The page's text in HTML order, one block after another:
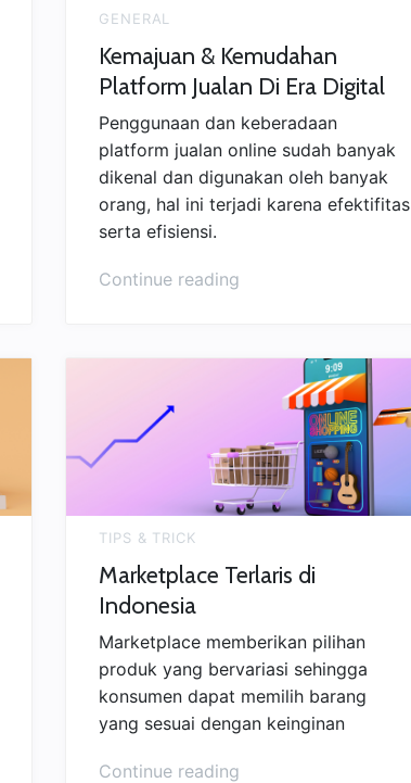
GENERAL
Kemajuan & Kemudahan
Platform Jualan Di Era Digital
Penggunaan dan keberadaan
platform jualan online sudah banyak
dikenal dan digunakan oleh banyak
orang, hal ini terjadi karena efektifitas
serta efisiensi.
Continue reading“Kemajuan
Platform
Digital”
TIPS & TRICK
Marketplace Terlaris di
Indonesia
Marketplace memberikan pilihan
produk yang bervariasi sehingga
konsumen dapat memilih barang
yang sesuai dengan keinginan
Continue reading“Marketplace